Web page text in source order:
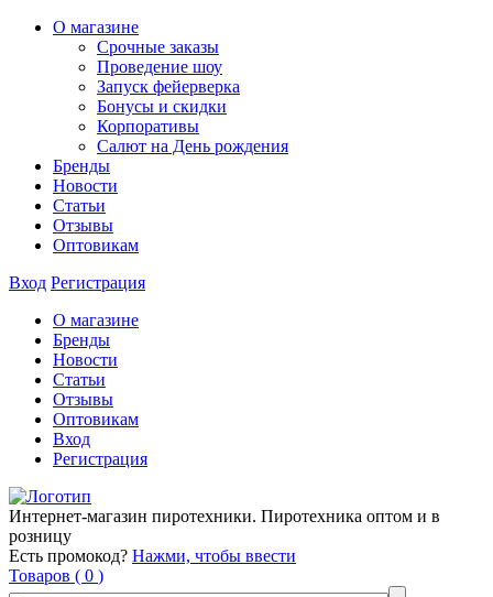
О магазине
Срочные заказы
Проведение шоу
Запуск фейерверка
Бонусы и скидки
Корпоративы
Салют на День рождения
Бренды
Новости
Статьи
Отзывы
Оптовикам
Вход Регистрация
О магазине
Бренды
Новости
Статьи
Отзывы
Оптовикам
Вход
Регистрация
Интернет-магазин пиротехники. Пиротехника оптом и в
розницу
Есть промокод? Нажми, чтобы ввести
Товаров ( 0 )